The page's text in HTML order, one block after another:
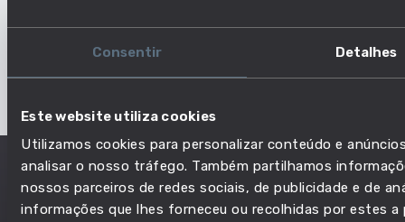
Consentir Detalhes
Este website utiliza cookies
Utilizamos cookies para personalizar conteúdo e
analisar o nosso tráfego. Também partilhamos
nossos parceiros de redes sociais, de publicidade e de
informações que lhes forneceu ou recolhidas por estes
abater animais
Preparar alimentos e
bebidas
Demonstrar
persistência
Levantar pesos
Executar processos de
Semelhante